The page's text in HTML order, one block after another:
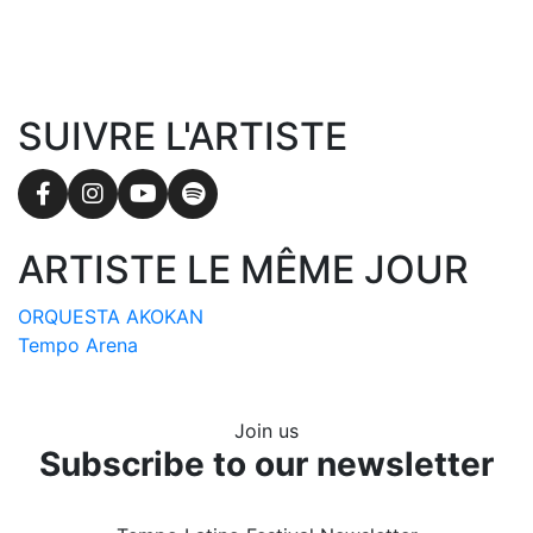
SUIVRE L'ARTISTE
Facebook
Instagram
YouTubeSpotify
ARTISTE LE MÊME JOUR
ORQUESTA AKOKAN
Tempo Arena
Join us
Subscribe to our newsletter